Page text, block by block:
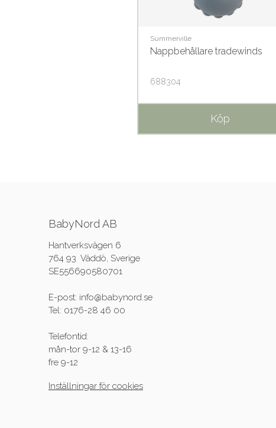
Summerville
Nappbehållare tradewinds
688304
Köp
BabyNord AB
Hantverksvägen 6
764 93 Väddö, Sverige
SE556690580701
E-post: info@babynord.se
Tel: 0176-28 46 00
Telefontid:
mån-tor 9-12 & 13-16
fre 9-12
Inställningar för cookies